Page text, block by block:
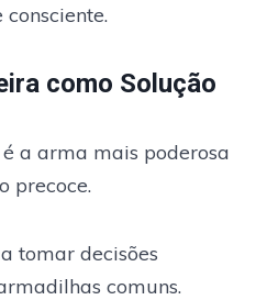
como Solução
a arma mais poderosa
precoce.
tomar decisões
comuns.